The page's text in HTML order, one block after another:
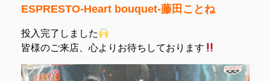
ESPRESTO-Heart bouquet-藤田ことね
投入完了しました
皆様のご来店、心よりお待ちしております